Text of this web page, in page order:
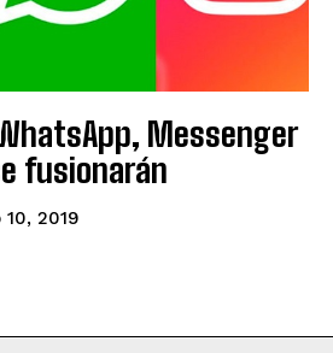
Messenger
fusionarán
10, 2019